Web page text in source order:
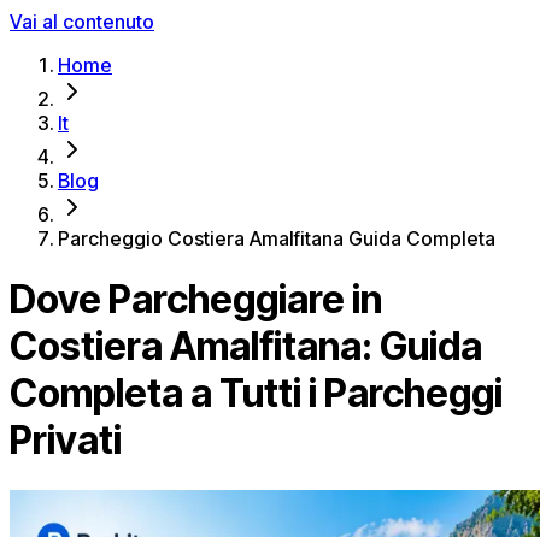
Vai al contenuto
Home
It
Blog
Parcheggio Costiera Amalfitana Guida Completa
Dove Parcheggiare in
Costiera Amalfitana: Guida
Completa a Tutti i Parcheggi
Privati